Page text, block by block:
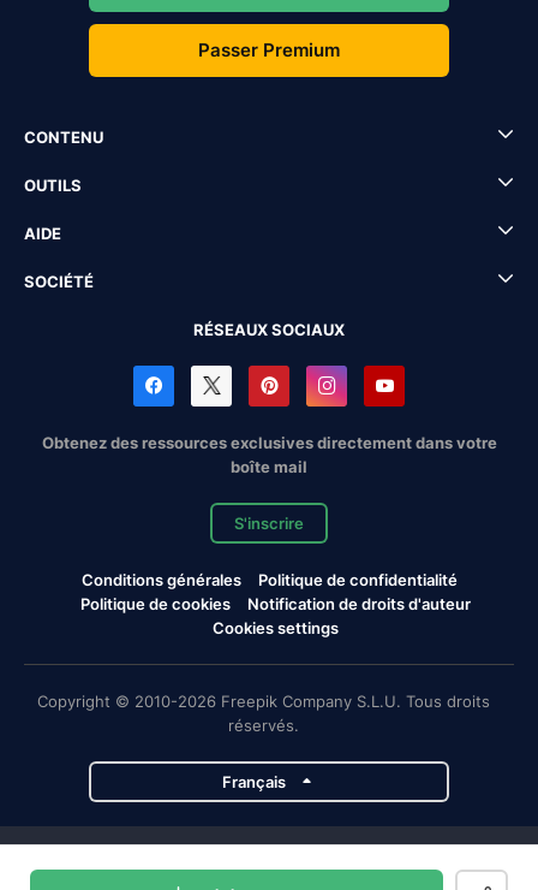
Passer Premium
CONTENU
OUTILS
AIDE
SOCIÉTÉ
RÉSEAUX SOCIAUX
Obtenez des ressources exclusives directement dans votre
boîte mail
S'inscrire
Conditions générales
Politique de confidentialité
Politique de cookies
Notification de droits d'auteur
Cookies settings
Copyright © 2010-2026 Freepik Company S.L.U. Tous droits
réservés.
Français